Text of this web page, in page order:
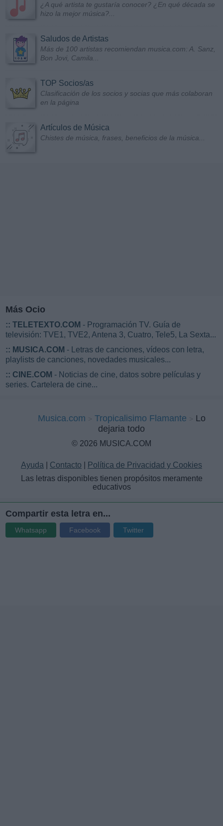
¿A qué artista te gustaría conocer? ¿En qué década se
hizo la mejor música?...
Saludos de Artistas
Más de 100 artistas recomiendan musica.com: A. Sanz,
Bon Jovi, Camila...
TOP Socios/as
Clasificación de los socios y socias que más colaboran
en la página
Artículos de Música
Chistes de música, frases, beneficios de la música...
Más Ocio
:: TELETEXTO.COM - Programación TV. Guía de
televisión: TVE1, TVE2, Antena 3, Cuatro, Tele5, La Sexta...
:: MUSICA.COM - Letras de canciones, vídeos con letra,
playlists de canciones, novedades musicales...
:: CINE.COM - Noticias de cine, datos sobre películas y
series. Cartelera de cine...
Musica.com Tropicalisimo Flamante
Lo
dejaria todo
© 2026 MUSICA.COM
Ayuda Contacto
Política de Privacidad y Cookies
Las letras disponibles tienen propósitos meramente
educativos
Compartir esta letra en...
Whatsapp Facebook Twitter